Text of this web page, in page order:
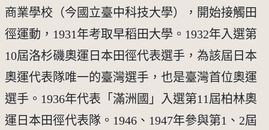
商業學校（今國立臺中科技大學），開始接觸田
徑運動，1931年考取早稻田大學。1932年入選第
10屆洛杉磯奧運日本田徑代表選手，為該屆日本
奧運代表隊唯一的臺灣選手，也是臺灣首位奧運
選手。1936年代表「滿洲國」入選第11屆柏林奧
運日本田徑代表隊。1946、1947年參與第1、2屆